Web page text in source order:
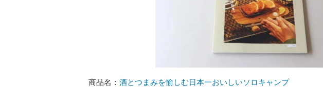
商品名： 酒とつまみを愉しむ日本一おいしいソロキャンプ